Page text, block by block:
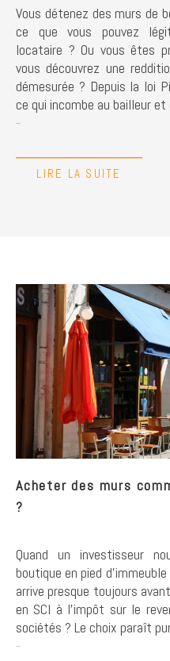
Vous détenez des murs de
ce que vous pouvez
locataire ? Ou vous êtes
vous découvrez une
démesurée ? Depuis la loi
ce qui incombe au bailleur et
...
LIRE LA SUITE
Acheter des murs
?
Quand un investisseur
boutique en pied
arrive presque toujours
en SCI à l’impôt sur le
sociétés ? Le choix paraît
...